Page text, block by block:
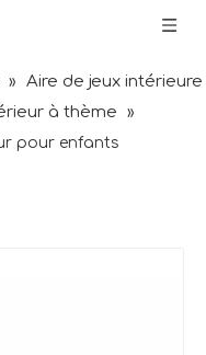
» Aire de jeux intérieure
à thème
»
pour enfants